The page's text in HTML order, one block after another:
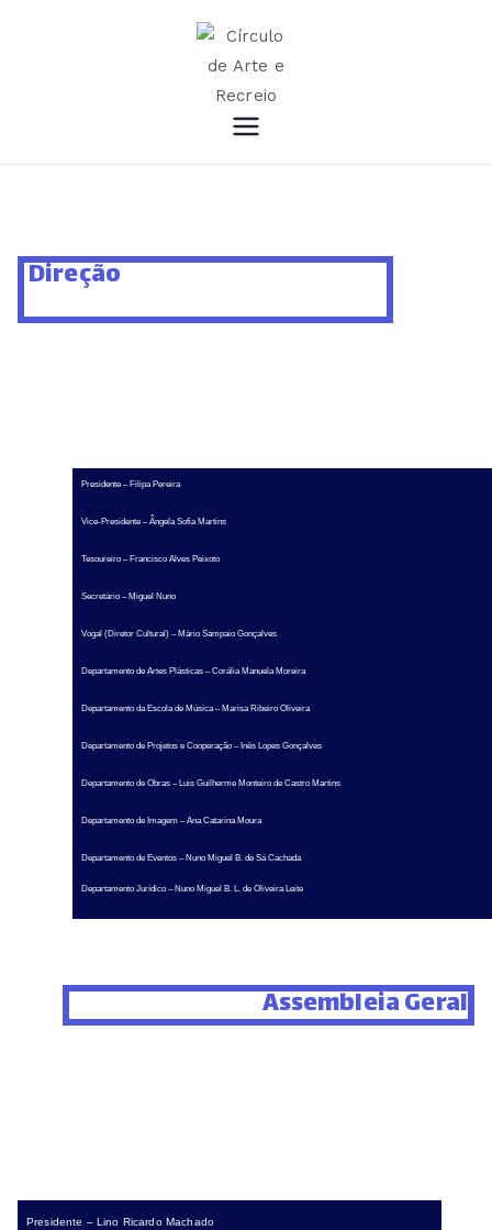
Direção
Presidente – Filipa Pereira
Vice-Presidente – Ângela Sofia Martins
Tesoureiro – Francisco Alves Peixoto
Secretário – Miguel Nuno
Vogal (Diretor Cultural) – Mário Sampaio Gonçalves
Departamento de Artes Plásticas – Corália Manuela Moreira
Departamento da Escola de Música – Marisa Ribeiro Oliveira
Departamento de Projetos e Cooperação – Inês Lopes Gonçalves
Departamento de Obras – Luis Guilherme Monteiro de Castro Martins
Departamento de Imagem – Ana Catarina Moura
Departamento de Eventos – Nuno Miguel B. de Sá Cachada
Departamento Jurídico – Nuno Miguel B. L. de Oliveira Leite
Presidente – Lino Ricardo Machado
Assembleia Geral